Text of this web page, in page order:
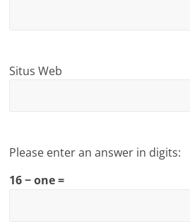
Situs Web
Please enter an answer in digits:
16 − one =